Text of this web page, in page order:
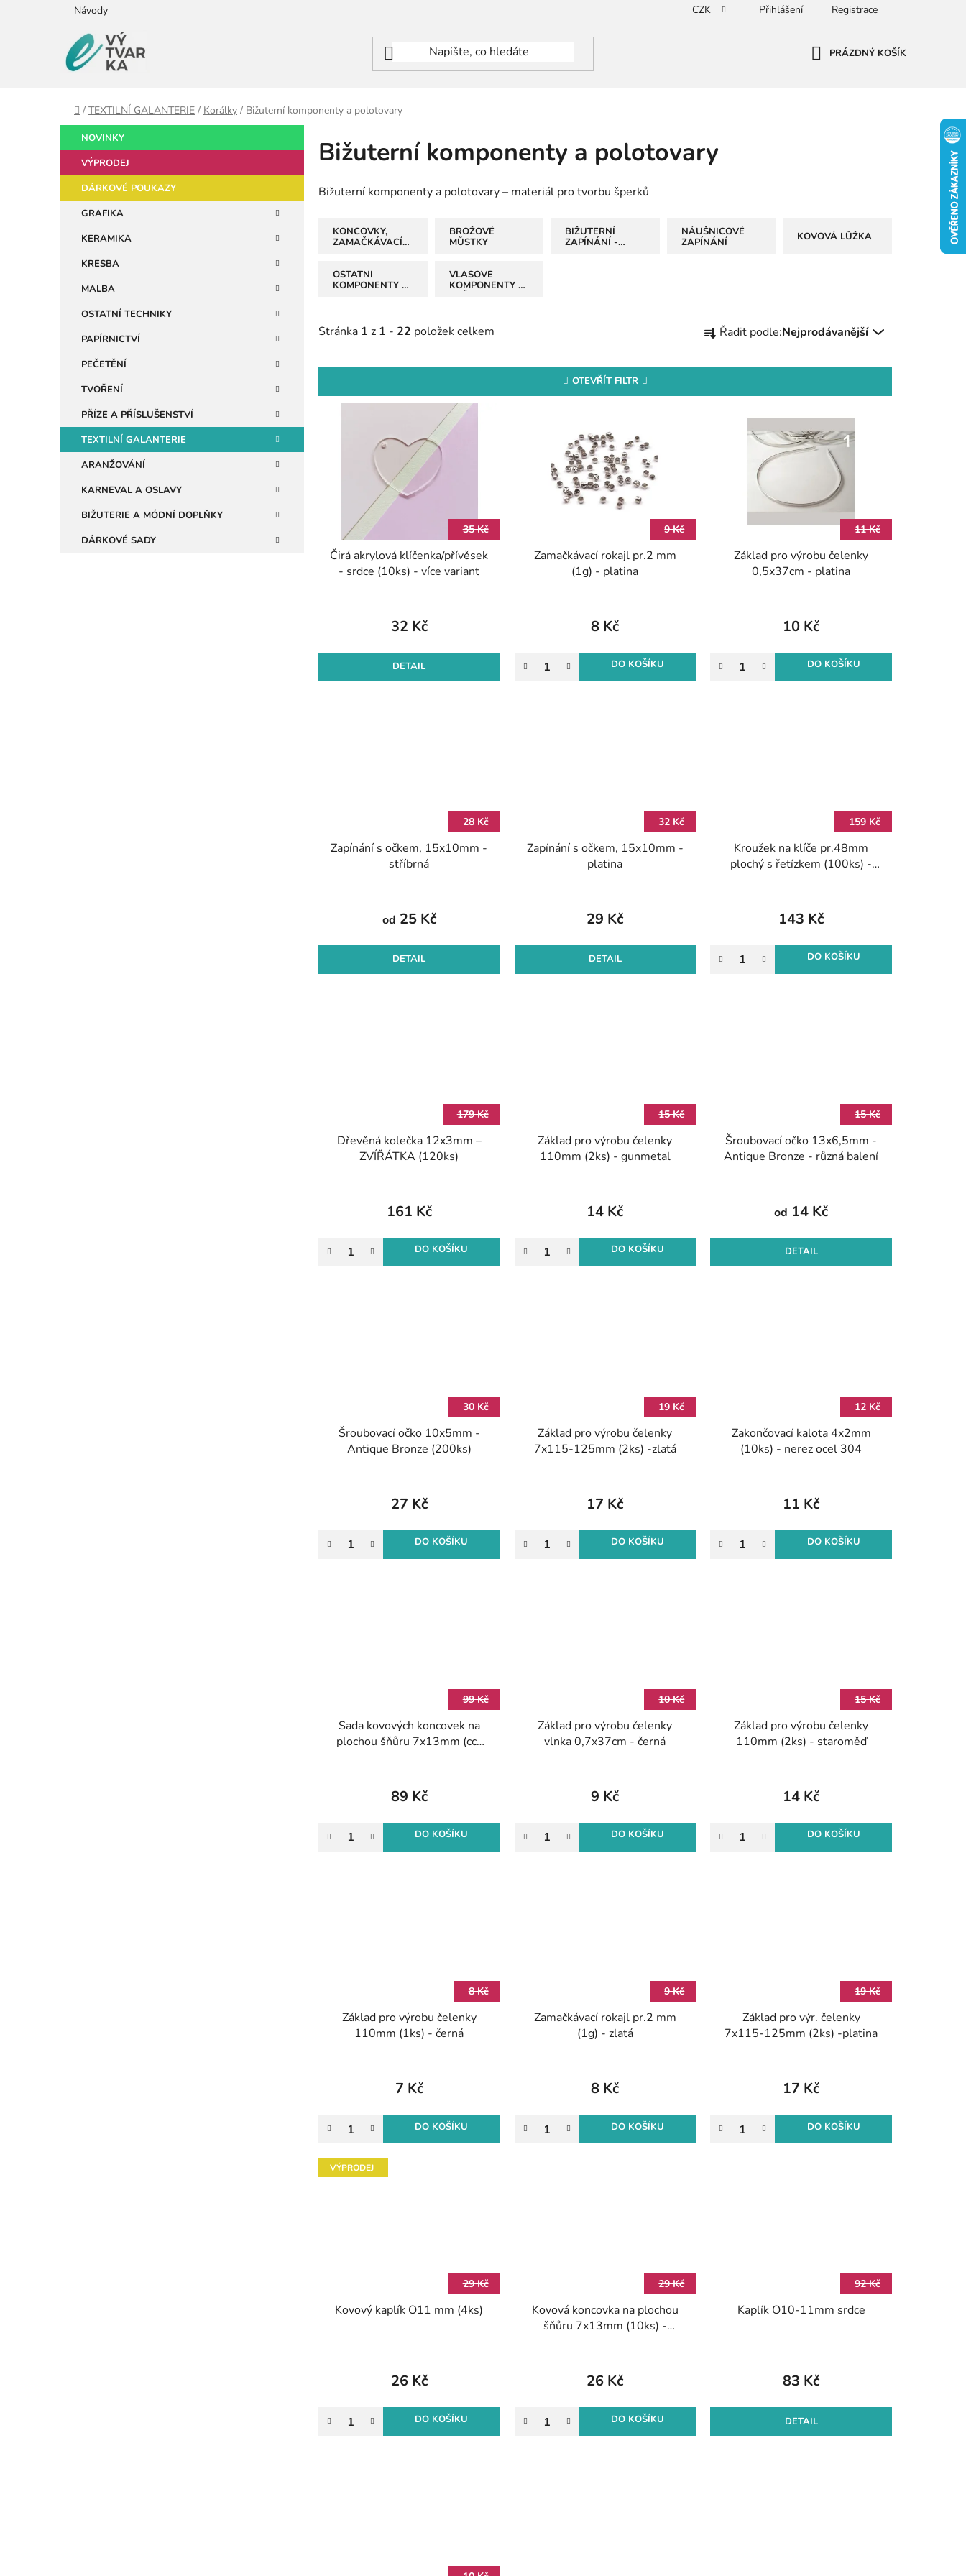
Návody CZK Přihlášení Registrace
NÁKUPNÍ
PRÁZDNÝ KOŠÍK
Domů
/ TEXTILNÍ GALANTERIE / Korálky / Bižuterní komponenty a polotovary
o
s
r
Přeskočit
kategorie
a
e
NOVINKY
VÝPRODEJ
DÁRKOVÉ POUKAZY
GRAFIKA
KERAMIKA
KRESBA
MALBA
OSTATNÍ TECHNIKY
PAPÍRNICTVÍ
PEČETĚNÍ
TVOŘENÍ
PŘÍZE A PŘÍSLUŠENSTVÍ
TEXTILNÍ GALANTERIE
ARANŽOVÁNÍ
KARNEVAL A OSLAVY
BIŽUTERIE A MÓDNÍ DOPLŇKY
DÁRKOVÉ SADY
Bižuterní komponenty a polotovary
Bižuterní komponenty a polotovary – materiál pro tvorbu šperků
KONCOVKY,
ZAMAČKÁVACÍ
KROUŽKY
BROŽOVÉ
MŮSTKY
BIŽUTERNÍ
ZAPÍNÁNÍ -
NÁUŠNICOVÉ
ZAPÍNÁNÍ
KOVOVÁ LŮŽKA
OSTATNÍ
KOMPONENTY A
VLASOVÉ
KOMPONENTY A
Stránka 1 z 1 - 22 položek celkem
a
n
Řadit podle:Nejprodávanější
OTEVŘÍT FILTR
35 Kč
Čirá akrylová klíčenka/přívěsek
- srdce (10ks) - více variant
32 Kč
DETAIL
9 Kč
Zamačkávací rokajl pr.2 mm
(1g) - platina
8 Kč
DO KOŠÍKU
11 Kč
Základ pro výrobu čelenky
0,5x37cm - platina
10 Kč
DO KOŠÍKU
28 Kč
Zapínání s očkem, 15x10mm -
stříbrná
od 25 Kč
DETAIL
32 Kč
Zapínání s očkem, 15x10mm -
platina
29 Kč
DETAIL
159 Kč
Kroužek na klíče pr.48mm
plochý s řetízkem (100ks) -
143 Kč
DO KOŠÍKU
179 Kč
Dřevěná kolečka 12x3mm –
ZVÍŘÁTKA (120ks)
161 Kč
DO KOŠÍKU
15 Kč
Základ pro výrobu čelenky
110mm (2ks) - gunmetal
14 Kč
DO KOŠÍKU
15 Kč
Šroubovací očko 13x6,5mm -
Antique Bronze - různá balení
od 14 Kč
DETAIL
30 Kč
Šroubovací očko 10x5mm -
Antique Bronze (200ks)
27 Kč
DO KOŠÍKU
19 Kč
Základ pro výrobu čelenky
7x115-125mm (2ks) -zlatá
17 Kč
DO KOŠÍKU
12 Kč
Zakončovací kalota 4x2mm
(10ks) - nerez ocel 304
11 Kč
DO KOŠÍKU
99 Kč
Sada kovových koncovek na
plochou šňůru 7x13mm (cca
89 Kč
DO KOŠÍKU
10 Kč
Základ pro výrobu čelenky
vlnka 0,7x37cm - černá
9 Kč
DO KOŠÍKU
15 Kč
Základ pro výrobu čelenky
110mm (2ks) - staroměď
14 Kč
DO KOŠÍKU
8 Kč
Základ pro výrobu čelenky
110mm (1ks) - černá
7 Kč
DO KOŠÍKU
9 Kč
Zamačkávací rokajl pr.2 mm
(1g) - zlatá
8 Kč
DO KOŠÍKU
19 Kč
Základ pro výr. čelenky
7x115-125mm (2ks) -platina
17 Kč
DO KOŠÍKU
VÝPRODEJ
29 Kč
Kovový kaplík O11 mm (4ks)
26 Kč
DO KOŠÍKU
29 Kč
Kovová koncovka na plochou
šňůru 7x13mm (10ks) -
26 Kč
DO KOŠÍKU
92 Kč
Kaplík O10-11mm srdce
83 Kč
DETAIL